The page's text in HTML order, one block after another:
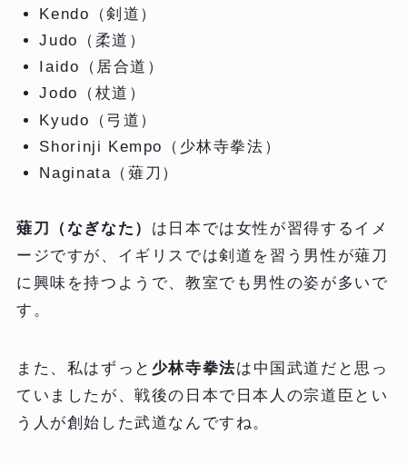
Kendo（剣道）
Judo（柔道）
Iaido（居合道）
Jodo（杖道）
Kyudo（弓道）
Shorinji Kempo（少林寺拳法）
Naginata（薙刀）
薙刀（なぎなた） は日本では女性が習得するイメ
ージですが、イギリスでは剣道を習う男性が薙刀
に興味を持つようで、教室でも男性の姿が多いで
す。
また、私はずっと 少林寺拳法は中国武道だと思っ
ていましたが、戦後の日本で日本人の宗道臣とい
う人が創始した武道なんですね。